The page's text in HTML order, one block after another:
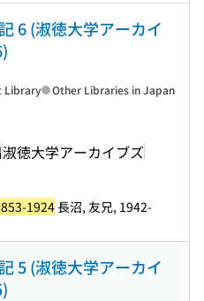
6 (淑徳大学アーカイ
淑徳大学アーカイブズ
Library Other Libraries in Japan
1924長沼, 友兄, 1942-
5 (淑徳大学アーカイ